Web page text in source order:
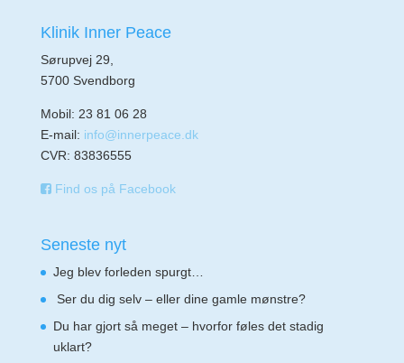
Klinik Inner Peace
Sørupvej 29,
5700 Svendborg
Mobil: 23 81 06 28
E-mail: info@innerpeace.dk
CVR: 83836555
Find os på Facebook
Seneste nyt
Jeg blev forleden spurgt…
Ser du dig selv – eller dine gamle mønstre?
Du har gjort så meget – hvorfor føles det stadig
uklart?